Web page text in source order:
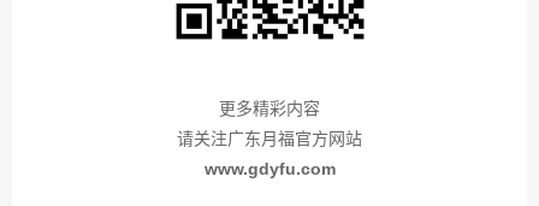
更多精彩内容
请关注广东月福官方网站
www.gdyfu.com